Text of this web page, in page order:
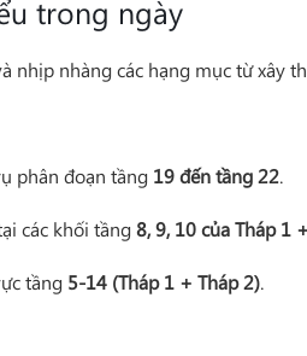
trong ngày
nhàng các hạng mục từ xây
phân đoạn tầng 19 đến tầng 22.
các khối tầng8, 9, 10 của Tháp 1
tầng 5-14 (Tháp 1 + Tháp 2).